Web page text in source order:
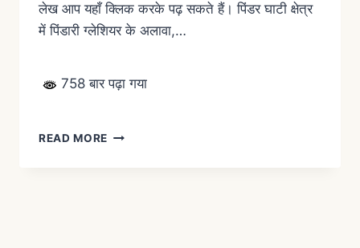
लेख आप यहाँ क्लिक करके पढ़ सकते हैं। पिंडर घाटी क्षेत्र
में पिंडारी ग्लेशियर के अलावा,…
758 बार पढ़ा गया
READ MORE